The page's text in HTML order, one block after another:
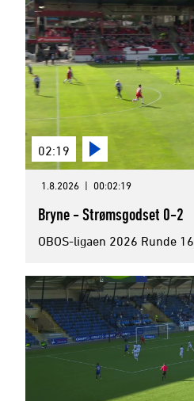
02:19
1.8.2026 | 00:02:19
Bryne - Strømsgodset 0-2
OBOS-ligaen 2026 Runde 16